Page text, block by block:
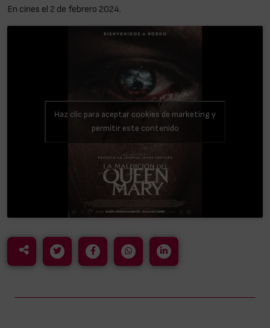
En cines el 2 de febrero 2024.
Haz clic para aceptar cookies de marketing y
permitir este contenido